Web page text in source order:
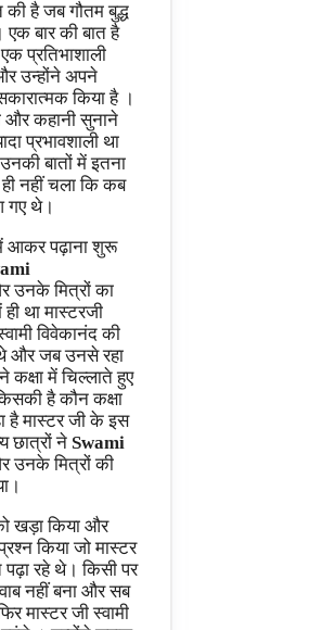
है जब गौतम बुद्ध
एक बार की बात है
प्रतिभाशाली
उन्होंने अपने
किया है ।
कहानी सुनाने
प्रभावशाली था
बातों में इतना
नहीं चला कि कब
गए थे।
आकर पढ़ाना शुरू
उनके मित्रों का
ही था मास्टरजी
विवेकानंद की
और जब उनसे रहा
कक्षा में चिल्लाते हुए
है कौन कक्षा
है मास्टर जी के इस
छात्रों ने Swami
उनके मित्रों की
खड़ा किया और
किया जो मास्टर
रहे थे। किसी पर
नहीं बना और सब
मास्टर जी स्वामी